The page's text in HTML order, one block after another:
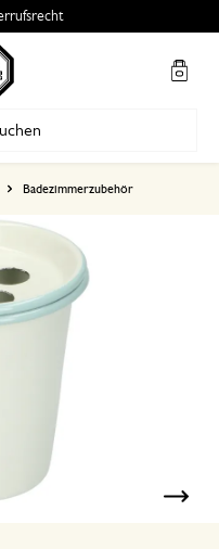
Badezimmerzubehör